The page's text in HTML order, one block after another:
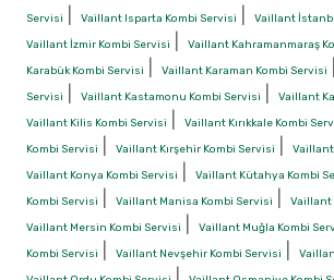
Servisi
Vaillant Isparta Kombi Servisi Vaillant
Vaillant İzmir Kombi Servisi Vaillant Kahramanmaraş
Karabük Kombi Servisi
Vaillant Karaman Kombi Servisi
Servisi
Vaillant Kastamonu Kombi Servisi Vaillant
Vaillant Kilis Kombi Servisi Vaillant Kırıkkale Kombi
Kombi Servisi
Vaillant Kırşehir Kombi Servisi Vaillant
Vaillant Konya Kombi Servisi Vaillant Kütahya Kombi
Kombi Servisi
Vaillant Manisa Kombi Servisi Vaillant
Vaillant Mersin Kombi Servisi Vaillant Muğla Kombi
Kombi Servisi
Vaillant Nevşehir Kombi Servisi